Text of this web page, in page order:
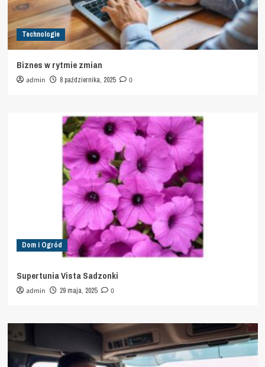
Technologie
Biznes w rytmie zmian
admin 8 października, 2025 0
Dom i Ogród
Supertunia Vista Sadzonki
admin 29 maja, 2025 0